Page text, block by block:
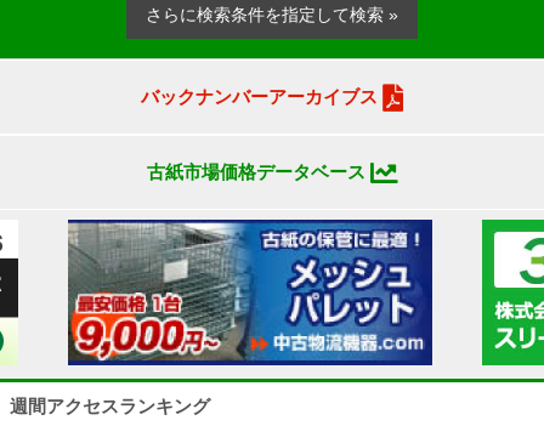
さらに検索条件を指定して検索 »
バックナンバーアーカイブス
古紙市場価格データベース
週間アクセスランキング